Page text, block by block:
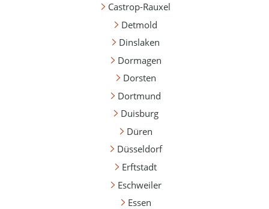
Castrop-Rauxel
Detmold
Dinslaken
Dormagen
Dorsten
Dortmund
Duisburg
Düren
Düsseldorf
Erftstadt
Eschweiler
Essen